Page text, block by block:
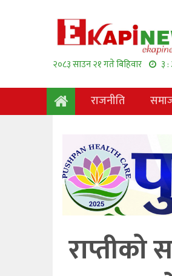
२०८३ साउन २१ गते बिहिवार ३
राजनीति
राप्तीको